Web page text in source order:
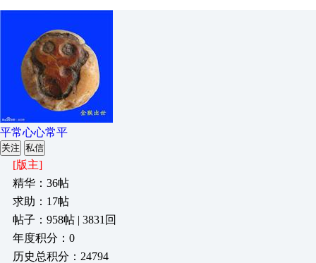
平常心心常平
关注 私信
[版主]
精华：36帖
求助：17帖
帖子：958帖 | 3831回
年度积分：0
历史总积分：24794